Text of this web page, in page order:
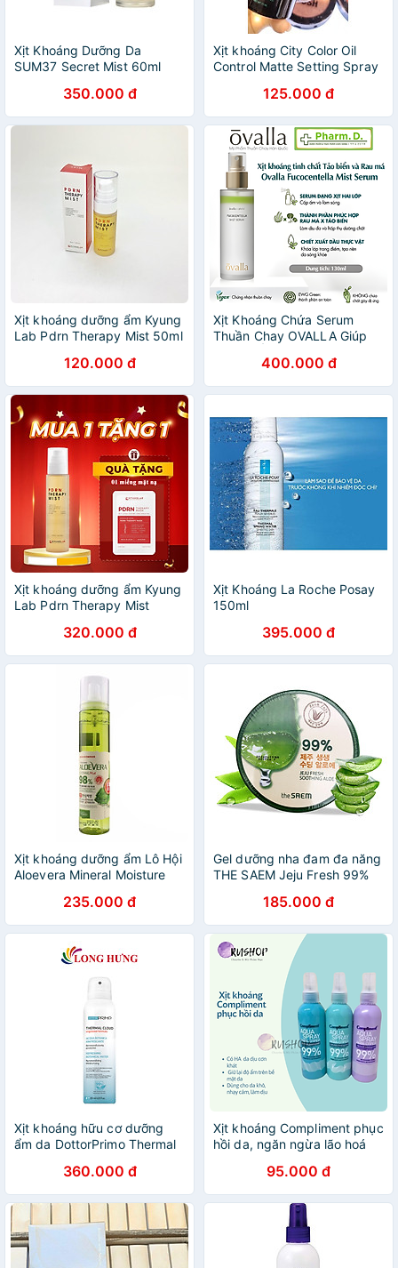
Xịt Khoáng Dưỡng Da
SUM37 Secret Mist 60ml
350.000 đ
Xịt khoáng City Color Oil
Control Matte Setting Spray
125.000 đ
Xịt khoáng dưỡng ẩm Kyung
Lab Pdrn Therapy Mist 50ml
120.000 đ
Xịt Khoáng Chứa Serum
Thuần Chay OVALLA Giúp
Làm Dịu Da Và Giảm Mụn
(Chai 100ml)
400.000 đ
Xịt khoáng dưỡng ẩm Kyung
Lab Pdrn Therapy Mist
320.000 đ
Xịt Khoáng La Roche Posay
150ml
395.000 đ
Xịt khoáng dưỡng ẩm Lô Hội
Aloevera Mineral Moisture
235.000 đ
Gel dưỡng nha đam đa năng
THE SAEM Jeju Fresh 99%
185.000 đ
Xịt khoáng hữu cơ dưỡng
ẩm da DottorPrimo Thermal
360.000 đ
Xịt khoáng Compliment phục
hồi da, ngăn ngừa lão hoá
95.000 đ